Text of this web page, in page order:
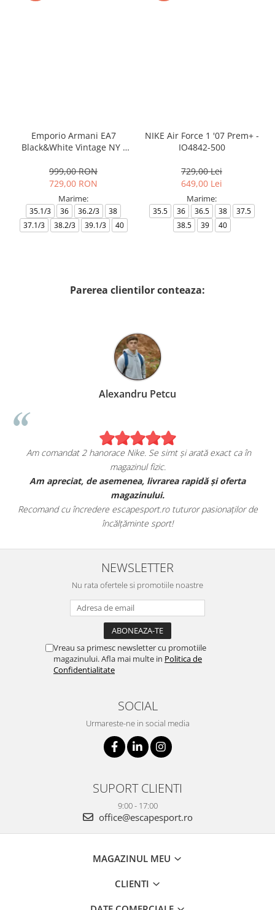
Emporio Armani EA7
Black&White Vintage NY -
999,00 RON
729,00 RON
Marime:
35.1/3 36 36.2/3
38
37.1/3
38.2/3 39.1/3 40
NIKE Air Force 1 '07 Prem+ -
IO4842-500
729,00 Lei
649,00 Lei
Marime:
35.5 36 36.5 38
37.5
38.5
39 40
Parerea clientilor conteaza:
Alexandru Petcu
Am comandat 2 hanorace Nike. Se simt și arată exact ca în
magazinul fizic.
Am apreciat, de asemenea, livrarea rapidă și oferta
magazinului.
Recomand cu încredere escapesport.ro tuturor pasionaților de
încălțăminte sport!
NEWSLETTER
Nu rata ofertele si promotiile noastre
Vreau sa primesc newsletter cu promotiile
magazinului. Afla mai multe in Politica de
Confidentialitate
SOCIAL
Urmareste-ne in social media
SUPORT CLIENTI
9:00 - 17:00
office@escapesport.ro
MAGAZINUL MEU
CLIENTI